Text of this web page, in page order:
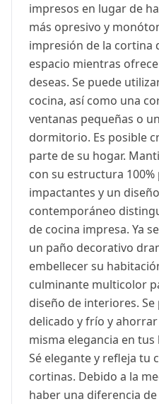
impresos en lugar de
más opresivo y
impresión de la cortina
espacio mientras
deseas. Se puede
cocina, así como una
ventanas pequeñas o
dormitorio. Es posible
parte de su hogar.
con su estructura 100%
impactantes y un
contemporáneo
de cocina impresa. Ya
un paño decorativo
embellecer su
culminante multicolor
diseño de interiores.
delicado y frío y
misma elegancia en
Sé elegante y refleja tu
cortinas. Debido a la
haber una diferencia de